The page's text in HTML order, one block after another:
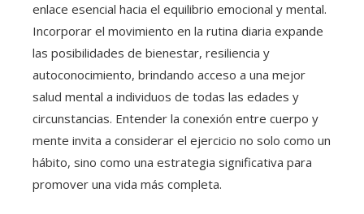
enlace esencial hacia el equilibrio emocional y mental.
Incorporar el movimiento en la rutina diaria expande
las posibilidades de bienestar, resiliencia y
autoconocimiento, brindando acceso a una mejor
salud mental a individuos de todas las edades y
circunstancias. Entender la conexión entre cuerpo y
mente invita a considerar el ejercicio no solo como un
hábito, sino como una estrategia significativa para
promover una vida más completa.